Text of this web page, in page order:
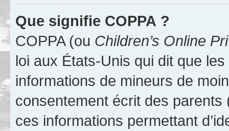
Que signifie COPPA ?
COPPA (ou Children’s Online
loi aux États-Unis qui dit que
informations de mineurs de
consentement écrit des parents
ces informations permettant